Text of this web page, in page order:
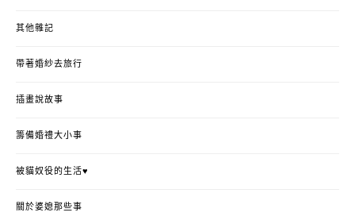
其他雜記
帶著婚紗去旅行
插畫說故事
籌備婚禮大小事
被貓奴役的生活♥
關於婆媳那些事